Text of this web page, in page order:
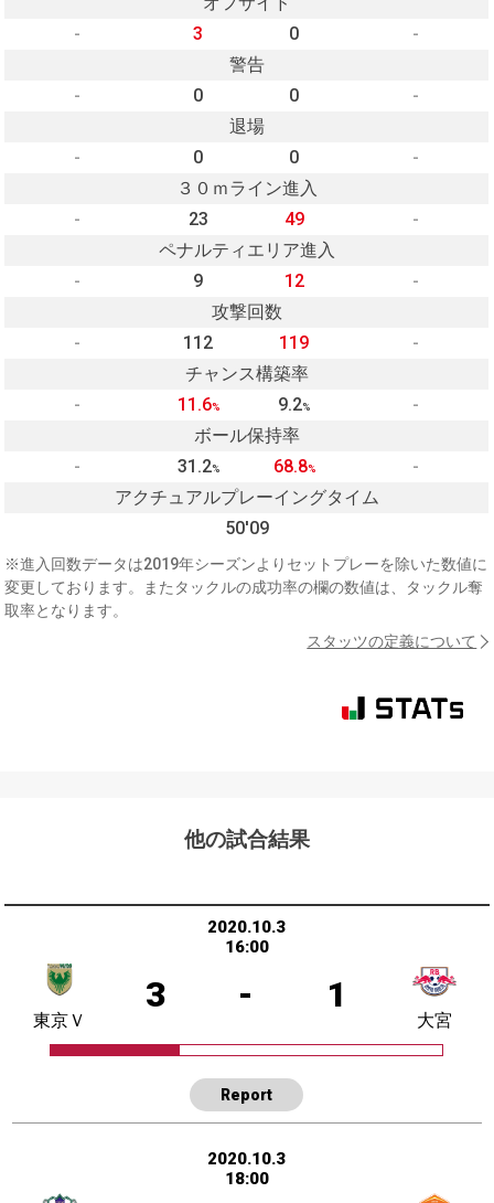
-
3 0
-
警告
-
0 0
-
退場
-
0 0
-
３０ｍライン進入
-
23 49
-
ペナルティエリア進入
-
9 12
-
攻撃回数
-
112 119
-
チャンス構築率
-
11.6% 9.2%
-
ボール保持率
-
31.2% 68.8%
-
アクチュアルプレーイングタイム
50'09
※進入回数データは2019年シーズンよりセットプレーを除いた数値に
変更しております。またタックルの成功率の欄の数値は、タックル奪
取率となります。
スタッツの定義について
他の試合結果
2020.10.3
16:00
3 - 1
東京Ｖ 大宮
Report
2020.10.3
18:00